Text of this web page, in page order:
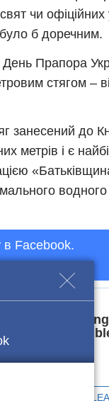
чи офіційних
було б доречним.
Прапора
стягом –
занесений до
метрів і є
водного
в Facebook.